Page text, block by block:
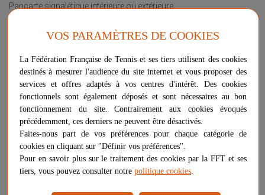
Pancarte signalétique intérieure ou extérieure.
21,60 €
+
AJOUTER AU PANIER
Livraison gratuite
Chez vousentre le 10/08 et le 12/08
Vendu et expédié par CMJN IMPRESSION
VOS PARAMÈTRES DE COOKIES
La Fédération Française de Tennis et ses tiers utilisent des cookies
destinés à mesurer l'audience du site internet et vous proposer des
services et offres adaptés à vos centres d'intérêt. Des cookies
fonctionnels sont également déposés et sont nécessaires au bon
fonctionnement du site. Contrairement aux cookies évoqués
précédemment, ces derniers ne peuvent être désactivés.
Faites-nous part de vos préférences pour chaque catégorie de
cookies en cliquant sur "Définir vos préférences".
Pour en savoir plus sur le traitement des cookies par la FFT et ses
tiers, vous pouvez consulter notre politique cookies